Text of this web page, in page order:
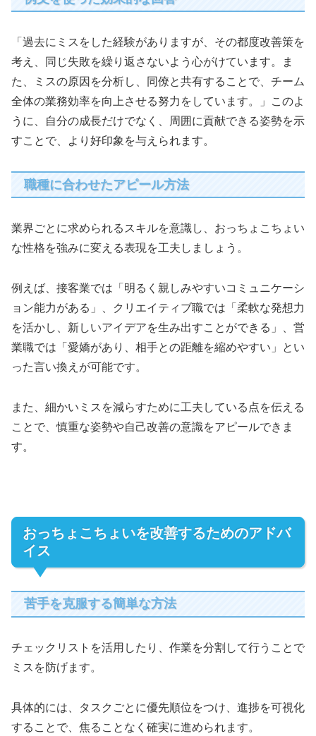
「過去にミスをした経験がありますが、その都度改善策を
考え、同じ失敗を繰り返さないよう心がけています。ま
た、ミスの原因を分析し、同僚と共有することで、チーム
全体の業務効率を向上させる努力をしています。」このよ
うに、自分の成長だけでなく、周囲に貢献できる姿勢を示
すことで、より好印象を与えられます。
職種に合わせたアピール方法
業界ごとに求められるスキルを意識し、おっちょこちょい
な性格を強みに変える表現を工夫しましょう。
例えば、接客業では「明るく親しみやすいコミュニケーシ
ョン能力がある」、クリエイティブ職では「柔軟な発想力
を活かし、新しいアイデアを生み出すことができる」、営
業職では「愛嬌があり、相手との距離を縮めやすい」とい
った言い換えが可能です。
また、細かいミスを減らすために工夫している点を伝える
ことで、慎重な姿勢や自己改善の意識をアピールできま
す。
おっちょこちょいを改善するためのアドバ
イス
苦手を克服する簡単な方法
チェックリストを活用したり、作業を分割して行うことで
ミスを防げます。
具体的には、タスクごとに優先順位をつけ、進捗を可視化
することで、焦ることなく確実に進められます。